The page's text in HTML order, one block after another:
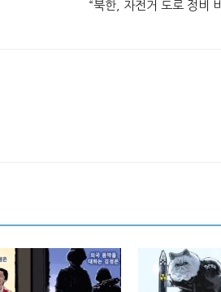
“북한, 자전거 도로 정비